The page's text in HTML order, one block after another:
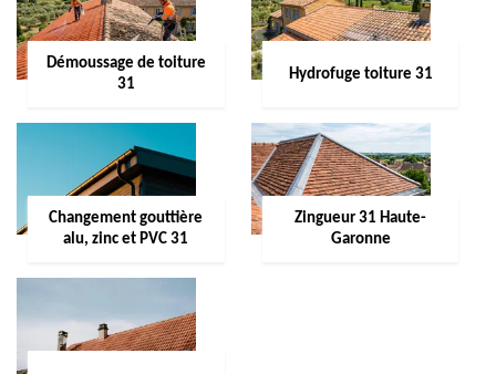
Démoussage de toiture
31
Hydrofuge toiture 31
Changement gouttière
alu, zinc et PVC 31
Zingueur 31 Haute-
Garonne